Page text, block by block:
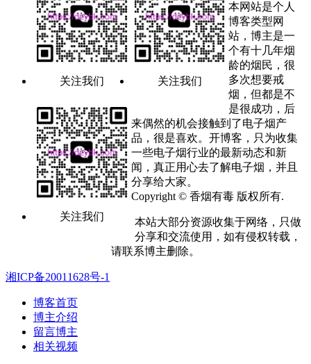
关注我们 关注我们
关注我们
本网站是个人
博客类型网
站，博主是一
个有十几年烟
龄的烟民，很
多次想要戒
烟，但都是不
是很成功，后
来偶然的机会接触到了电子烟产
品，很是喜欢。开博客，只为收集
一些电子烟行业的最新动态和新
闻，真正用心去了解电子烟，并且
分享给大家。
Copyright © 香烟有毒 版权所有.
本站大部分资源收集于网络，只做
分享和交流使用，如有侵权转载，
请联系博主删除。
湘ICP备20011628号-1
博客首页
博主介绍
留言博主
相关视频